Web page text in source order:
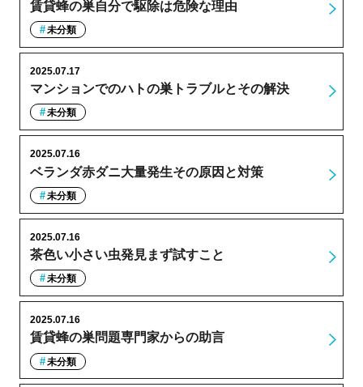
賃貸蜂の巣自分で駆除は危険な理由
未分類
マンションでのハトの巣トラブルとその解決
2025.07.17
未分類
ベランダ赤ダニ大量発生その原因と対策
2025.07.16
未分類
茶色い小さい虫発見まず試すこと
2025.07.16
未分類
賃貸蜂の巣問題専門家からの助言
2025.07.16
未分類